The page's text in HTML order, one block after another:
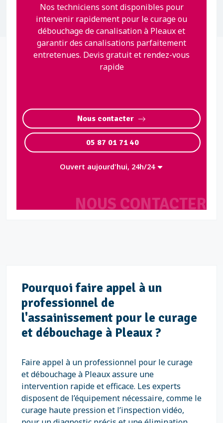
NOUS CONTACTER
Nos techniciens sont disponibles pour
intervenir rapidement pour le curage ou
débouchage de canalisation à Pleaux et
garantir des canalisations parfaitement
entretenues. Devis gratuit et rendez-vous
rapide
Nous contacter
05 87 01 71 40
Ouvert aujourd'hui, 24h/24
Pourquoi faire appel à un
professionnel de
l'assainissement pour le curage
et débouchage à Pleaux ?
Faire appel à un professionnel pour le curage
et débouchage à Pleaux assure une
intervention rapide et efficace. Les experts
disposent de l’équipement nécessaire, comme le
curage haute pression et l’inspection vidéo,